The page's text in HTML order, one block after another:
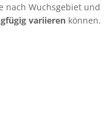
nach Wuchsgebiet und
variierenkönnen.